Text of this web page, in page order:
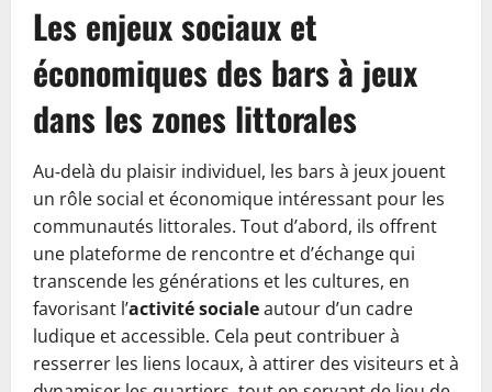
Les enjeux sociaux et
économiques des bars à jeux
dans les zones littorales
Au‑delà du plaisir individuel, les bars à jeux jouent
un rôle social et économique intéressant pour les
communautés littorales. Tout d’abord, ils offrent
une plateforme de rencontre et d’échange qui
transcende les générations et les cultures, en
favorisant l’activité socialeautour d’un cadre
ludique et accessible. Cela peut contribuer à
resserrer les liens locaux, à attirer des visiteurs et à